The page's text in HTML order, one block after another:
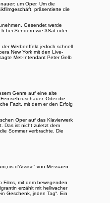
um Oper. Um die
präsentierte die
Gesendet werde
bei Sendern wie 3Sat oder
Werbeeffekt jedoch schnell
New York mit den Live-
Met-Intendant Peter Gelb
Genre auf eine alte
Oder die
Fazit, mit dem er den Erfolg
Oper auf das Klavierwerk
Das ist nicht zuletzt dem
Sommer verbrachte. Die
d’Assise“ von Messiaen
Films, mit dem bewegenden
erzählt mit hellwacher
Geschenk, jeden Tag“. Ein